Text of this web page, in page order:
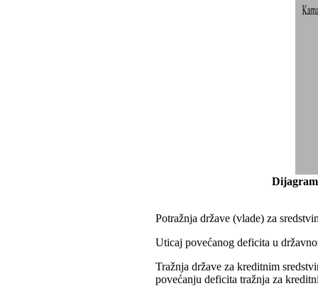
Potražnja države (vlade) za
Uticaj povećanog deficita u
Tražnja države za kreditnim
povećanju deficita tražnja za